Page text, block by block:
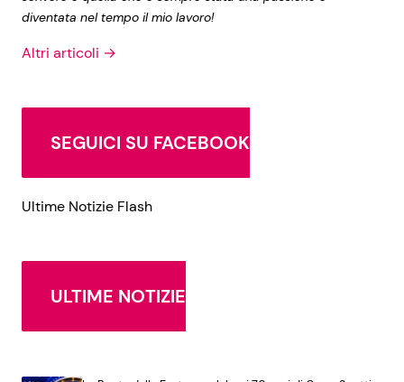
diventata nel tempo il mio lavoro!
Altri articoli →
SEGUICI SU FACEBOOK
Ultime Notizie Flash
ULTIME NOTIZIE